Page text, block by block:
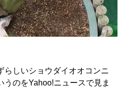
らしいショウダイオオコンニ
うのをYahoo!ニュースで見ま